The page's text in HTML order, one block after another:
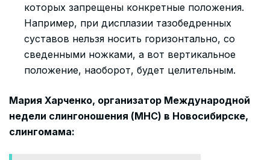
которых запрещены конкретные положения.
Например, при дисплазии тазобедренных
суставов нельзя носить горизонтально, со
сведенными ножками, а вот вертикальное
положение, наоборот, будет целительным.
Мария Харченко, организатор Международной
недели слингоношения (МНС) в Новосибирске,
слингомама: